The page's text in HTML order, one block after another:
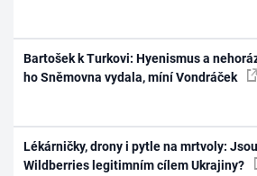
Bartošek k Turkovi: Hyenismus a
ho Sněmovna vydala, míní Vondráček
Lékárničky, drony i pytle na mrtvoly:
Wildberries legitimním cílem Ukrajiny?